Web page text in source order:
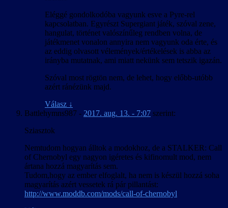
Eléggé gondolkodóba vagyunk esve a Pyre-rel
kapcsolatban. Egyrészt Supergiant játék, szóval zene,
hangulat, történet valószínűleg rendben volna, de
játékmenet vonalon annyira nem vagyunk oda érte, és
az eddig olvasott vélemények/értékelések is abba az
irányba mutatnak, ami miatt nekünk sem tetszik igazán.
Szóval most rögtön nem, de lehet, hogy előbb-utóbb
azért ránézünk majd.
Válasz ↓
Battlehymns987 - 2017. aug. 13. - 7:07 szerint:
Sziasztok
Nemtudom hogyan álltok a modokhoz, de a STALKER: Call
of Chernobyl egy nagyon igéretes és kifinomult mod, nem
ártana hozzá magyarítás sem.
Tudom,hogy az ember elfoglalt, ha nem is készül hozzá soha
magyarítás azért vessetek rá pár pillantást:
http://www.moddb.com/mods/call-of-chernobyl